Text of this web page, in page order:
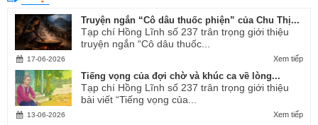
Truyện ngắn “Cô dâu thuốc phiện” của Chu Thị...
Tạp chí Hồng Lĩnh số 237 trân trọng giới thiệu
truyện ngắn “Cô dâu thuốc...
Xem tiếp
17-06-2026
Tiếng vọng của đợi chờ và khúc ca về lòng...
Tạp chí Hồng Lĩnh số 237 trân trọng giới thiệu
bài viết “Tiếng vọng của...
Xem tiếp
13-06-2026